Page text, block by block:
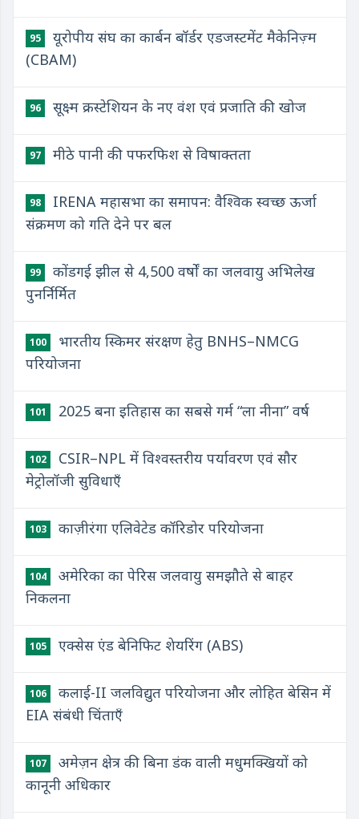
95
यूरोपीय संघ का कार्बन बॉर्डर एडजस्टमेंट मैकेनिज़्म
(CBAM)
96 सूक्ष्म क्रस्टेशियन के नए वंश एवं प्रजाति की खोज
97 मीठे पानी की पफरफिश से विषाक्तता
98
IRENA महासभा का समापन: वैश्विक स्वच्छ ऊर्जा
संक्रमण को गति देने पर बल
99
कोंडगई झील से 4,500 वर्षों का जलवायु अभिलेख
पुनर्निर्मित
100
भारतीय स्किमर संरक्षण हेतु BNHS–NMCG
परियोजना
101 2025 बना इतिहास का सबसे गर्म “ला नीना” वर्ष
102
CSIR–NPL में विश्वस्तरीय पर्यावरण एवं सौर
मेट्रोलॉजी सुविधाएँ
103 काज़ीरंगा एलिवेटेड कॉरिडोर परियोजना
104
अमेरिका का पेरिस जलवायु समझौते से बाहर
निकलना
105 एक्सेस एंड बेनिफिट शेयरिंग (ABS)
106
कलाई-II जलविद्युत परियोजना और लोहित बेसिन में
EIA संबंधी चिंताएँ
107
अमेज़न क्षेत्र की बिना डंक वाली मधुमक्खियों को
कानूनी अधिकार